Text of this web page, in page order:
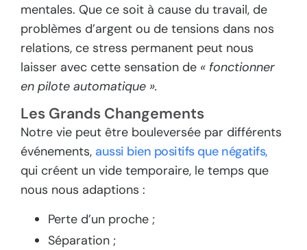
mentales. Que ce soit à cause du travail, de
problèmes d’argent ou de tensions dans nos
relations, ce stress permanent peut nous
laisser avec cette sensation de « fonctionner
en pilote automatique ».
Les Grands Changements
Notre vie peut être bouleversée par différents
événements, aussi bien positifs que négatifs,
qui créent un vide temporaire, le temps que
nous nous adaptions :
Perte d’un proche ;
Séparation ;